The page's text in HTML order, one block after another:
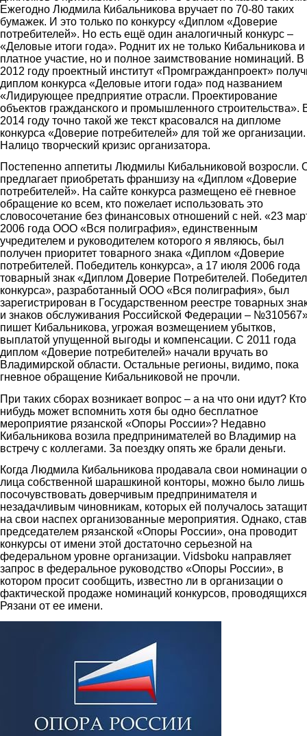
Ежегодно Людмила Кибальникова вручает по 70-80 таких
бумажек. И это только по конкурсу «Диплом «Доверие
потребителей». Но есть ещё один аналогичный конкурс –
«Деловые итоги года». Роднит их не только Кибальникова и
платное участие, но и полное заимствование номинаций. В
2012 году проектный институт «Промгражданпроект»
диплом конкурса «Деловые итоги года» под названием
«Лидирующее предприятие отрасли. Проектирование
объектов гражданского и промышленного строительства».
2014 году точно такой же текст красовался на дипломе
конкурса «Доверие потребителей» для той же организации.
Налицо творческий кризис организатора.
Постепенно аппетиты Людмилы Кибальниковой возросли.
предлагает приобретать франшизу на «Диплом «Доверие
потребителей». На сайте конкурса размещено её гневное
обращение ко всем, кто пожелает использовать это
словосочетание без финансовых отношений с ней. «23
2006 года ООО «Вся полиграфия», единственным
учредителем и руководителем которого я являюсь, был
получен приоритет товарного знака «Диплом «Доверие
потребителей. Победитель конкурса», а 17 июля 2006 года
товарный знак «Диплом Доверие Потребителей.
конкурса», разработанный ООО «Вся полиграфия», был
зарегистрирован в Государственном реестре товарных
и знаков обслуживания Российской Федерации –
пишет Кибальникова, угрожая возмещением убытков,
выплатой упущенной выгоды и компенсации. С 2011 года
диплом «Доверие потребителей» начали вручать во
Владимирской области. Остальные регионы, видимо, пока
гневное обращение Кибальниковой не прочли.
При таких сборах возникает вопрос – а на что они идут?
нибудь может вспомнить хотя бы одно бесплатное
мероприятие рязанской «Опоры России»? Недавно
Кибальникова возила предпринимателей во Владимир на
встречу с коллегами. За поездку опять же брали деньги.
Когда Людмила Кибальникова продавала свои номинации
лица собственной шарашкиной конторы, можно было лишь
посочувствовать доверчивым предпринимателя и
незадачливым чиновникам, которых ей получалось
на свои наспех организованные мероприятия. Однако, став
председателем рязанской «Опоры России», она проводит
конкурсы от имени этой достаточно серьезной на
федеральном уровне организации. Vidsboku направляет
запрос в федеральное руководство «Опоры России», в
котором просит сообщить, известно ли в организации о
фактической продаже номинаций конкурсов,
Рязани от ее имени.